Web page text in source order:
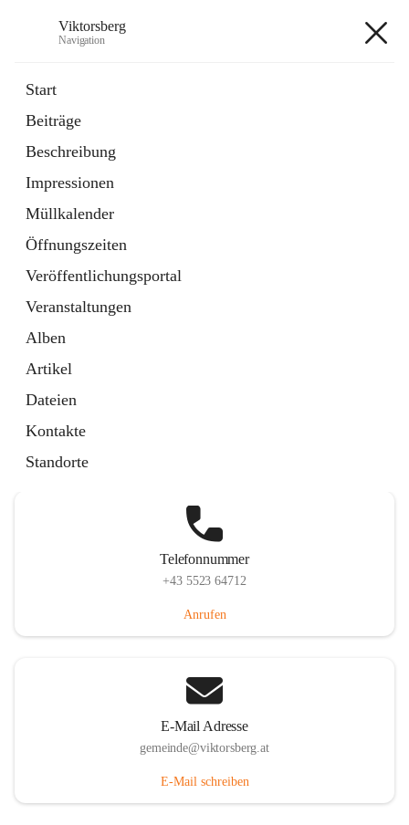
Viktorsberg
Navigation
Start
Beiträge
Beschreibung
Impressionen
Müllkalender
Öffnungszeiten
Veröffentlichungsportal
Veranstaltungen
Alben
Artikel
Dateien
Kontakte
Standorte
1 Schnellzugriff
Bürgerservice
10 Schnellzugriffe
Telefonnummer
+43 5523 64712
Anrufen
E-Mail Adresse
gemeinde@viktorsberg.at
E-Mail schreiben